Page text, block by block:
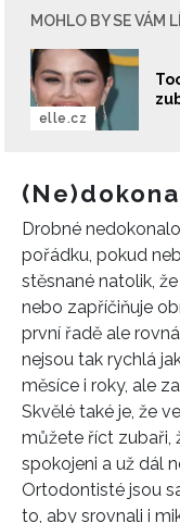
MOHLO BY SE VÁM
elle.cz
Drobné
pořádku, pokud
stěsnané natolik,
nebo zapříčiňuje
první řadě ale
nejsou tak rychlá
měsíce i roky, ale
Skvělé také je, že
můžete říct zubaři,
spokojeni a už dál
Ortodontisté jsou
to, aby srovnali i